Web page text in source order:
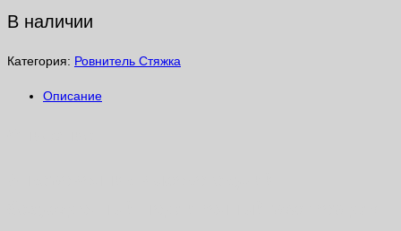
В наличии
Категория: Ровнитель Стяжка
Описание